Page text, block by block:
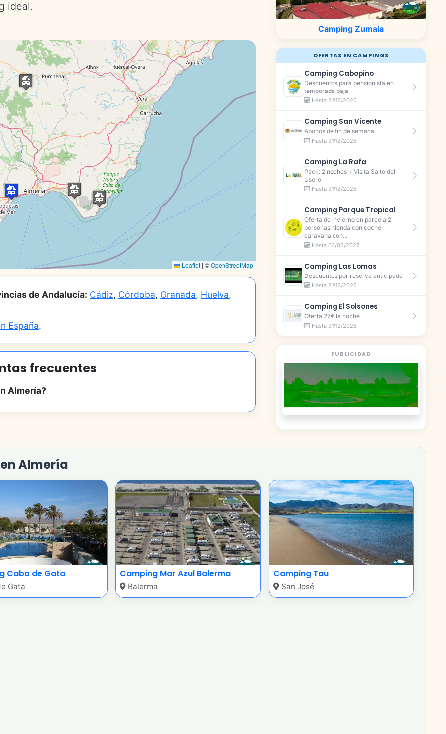
Camping Zumaia
OFERTAS EN CAMPINGS
Camping Cabopino
Descuentos para pensionista en
temporada baja
Hasta 31/12/2026
Camping San Vicente
Abonos de fin de semana
Hasta 31/12/2026
Camping La Rafa
Pack: 2 noches + Visita Salto del
Usero
Hasta 31/12/2026
Camping Parque Tropical
Oferta de invierno en parcela 2
personas, tienda con coche,
caravana con...
Hasta 02/02/2027
Camping Las Lomas
Descuentos por reserva anticipada
Hasta 31/12/2026
Camping El Solsones
Oferta 27€ la noche
Hasta 31/12/2026
PUBLICIDAD
ideal.
Leaflet | ©OpenStreetMap
de Andalucía: Cádiz, Córdoba, Granada, Huelva,
España.
frecuentes
Almería?
Almería
Cabo de Gata
Gata
Camping Mar Azul Balerma
Balerma
Camping Tau
San José